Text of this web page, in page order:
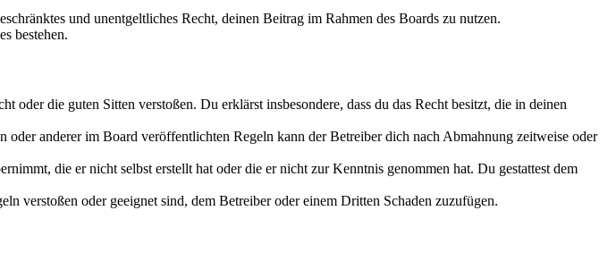
und unentgeltliches Recht, deinen Beitrag im Rahmen des Boards zu nutzen.
bestehen.
oder die guten Sitten verstoßen. Du erklärst insbesondere, dass du das Recht besitzt, die in deinen
anderer im Board veröffentlichten Regeln kann der Betreiber dich nach Abmahnung zeitweise oder
die er nicht selbst erstellt hat oder die er nicht zur Kenntnis genommen hat. Du gestattest dem
verstoßen oder geeignet sind, dem Betreiber oder einem Dritten Schaden zuzufügen.